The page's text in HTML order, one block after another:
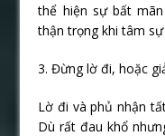
thể hiện sự bất
thận trọng khi tâm
3. Đừng lờ đi, hoặc
Lờ đi và phủ nhận
Dù rất đau khổ